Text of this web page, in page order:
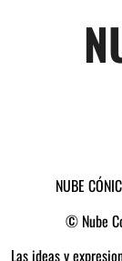
NUBE
© Nube
Las ideas y